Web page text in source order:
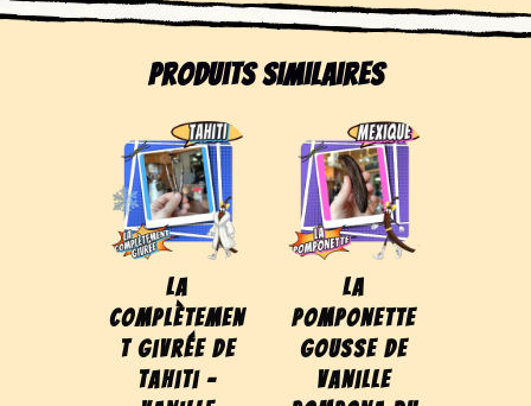
Produits similaires
La
Complètemen
t Givrée de
Tahiti –
La
Pomponette
gousse de
vanille